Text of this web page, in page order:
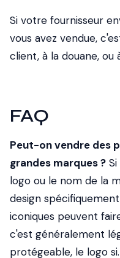
Si votre fournisseur
vous avez vendue,
client, à la douane, ou
FAQ
Peut-on vendre des
grandes marques ?
logo ou le nom de la
design
iconiques peuvent
c'est généralement
protégeable, le logo si.